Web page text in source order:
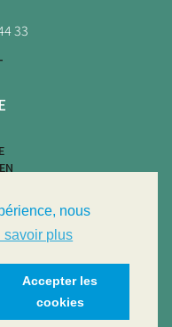
nous
savoir plus
Accepter les
cookies
33